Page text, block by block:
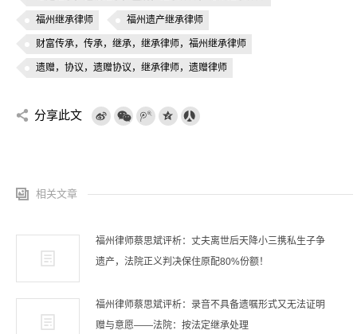
福州继承律师 福州遗产继承律师
财富传承，传承，继承，继承律师，福州继承律师
遗赠，协议，遗赠协议，继承律师，遗赠律师
分享此文
相关文章
福州律师蔡思斌评析：丈夫离世后天降小三携私生子争
遗产，法院正义判决保住原配80%份额！
福州律师蔡思斌评析：录音不具备遗嘱形式又无法证明
赠与意愿——法院：按法定继承处理